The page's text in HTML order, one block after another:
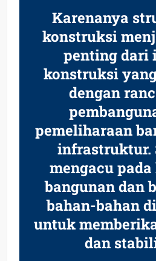
Karenanya
konstruksi
penting dari
konstruksi
dengan
pemeliharaan
infrastruktur.
mengacu
bangunan dan
bahan-bahan
untuk
dan